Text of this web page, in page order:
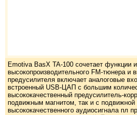
Emotiva BasX TA-100 сочетает функции
высокопроизводительного FM-тюнера
предусилителя включает аналоговые
встроенный USB-ЦАП с большим
высококачественный предусилитель-
подвижным магнитом, так и с подвижной
высококачественного аудиосигнала пл